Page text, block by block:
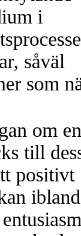
i
såväl
som
om en
till
positivt
ibland